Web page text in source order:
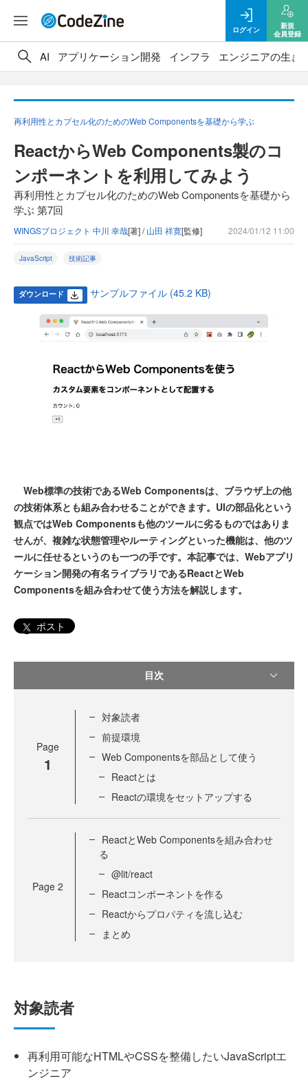
ログイン
新規
会員登録
AI アプリケーション開発 インフラ エンジニアの生き
再利用性とカプセル化のためのWeb Componentsを基礎から学ぶ
ReactからWeb Components製のコ
ンポーネントを利用してみよう
再利用性とカプセル化のためのWeb Componentsを基礎から
学ぶ 第7回
WINGSプロジェクト 中川 幸哉[著] /山田 祥寛[監修] 2024/01/12 11:00
JavaScript 技術記事
ダウンロード サンプルファイル (45.2 KB)
Web標準の技術であるWeb Componentsは、ブラウザ上の他
の技術体系とも組み合わせることができます。UIの部品化という
観点ではWeb Componentsも他のツールに劣るものではありま
せんが、複雑な状態管理やルーティングといった機能は、他のツ
ールに任せるというのも一つの手です。本記事では、Webアプリ
ケーション開発の有名ライブラリであるReactとWeb
Componentsを組み合わせて使う方法を解説します。
ポスト
目次
Page
1
対象読者
前提環境
Web Componentsを部品として使う
Reactとは
Reactの環境をセットアップする
Page 2
ReactとWeb Componentsを組み合わせ
る
@lit/react
Reactコンポーネントを作る
Reactからプロパティを流し込む
まとめ
対象読者
再利用可能なHTMLやCSSを整備したいJavaScriptエ
ンジニア